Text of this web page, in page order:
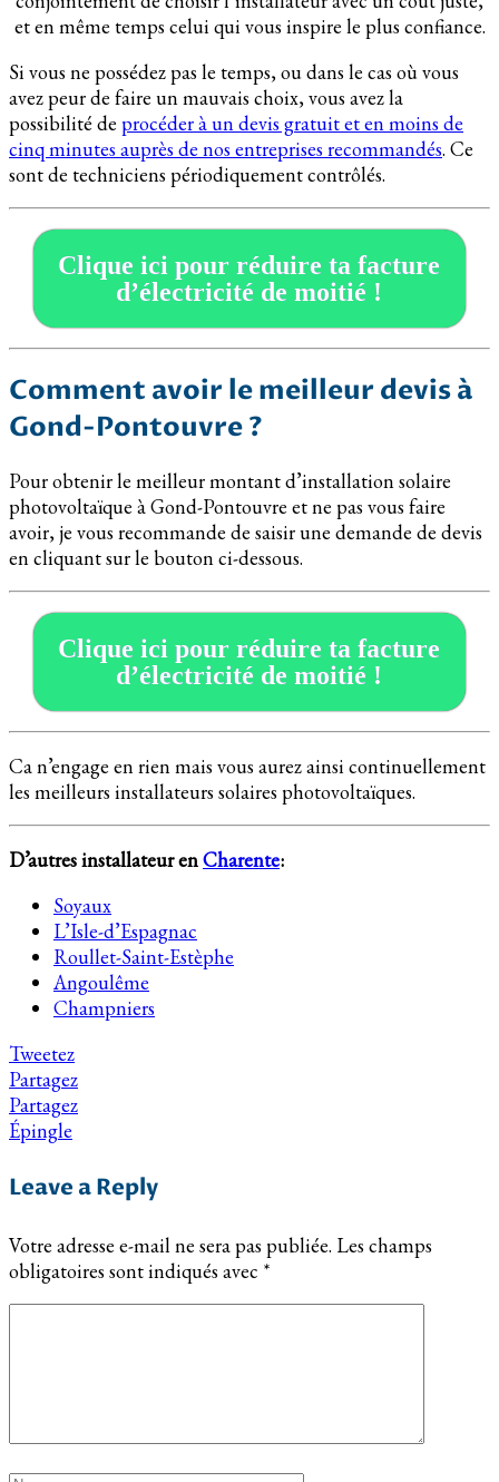
et en même temps celui qui vous inspire le plus confiance.
Si vous ne possédez pas le temps, ou dans le cas où vous
avez peur de faire un mauvais choix, vous avez la
possibilité de procéder à un devis gratuit et en moins de
cinq minutes auprès de nos entreprises recommandés. Ce
sont de techniciens périodiquement contrôlés.
Clique ici pour réduire ta facture
d’électricité de moitié !
Comment avoir le meilleur devis à
Gond-Pontouvre ?
Pour obtenir le meilleur montant d’installation solaire
photovoltaïque à Gond-Pontouvre et ne pas vous faire
avoir, je vous recommande de saisir une demande de devis
en cliquant sur le bouton ci-dessous.
Clique ici pour réduire ta facture
d’électricité de moitié !
Ca n’engage en rien mais vous aurez ainsi continuellement
les meilleurs installateurs solaires photovoltaïques.
D’autres installateur enCharente:
Soyaux
L’Isle-d’Espagnac
Roullet-Saint-Estèphe
Angoulême
Champniers
Tweetez
Partagez
Partagez
Épingle
Leave a Reply
Votre adresse e-mail ne sera pas publiée. Les champs
obligatoires sont indiqués avec *